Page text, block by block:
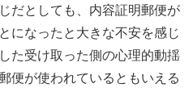
だとしても、内容証明郵便が
になったと大きな不安を感じ
た受け取った側の心理的動揺
便が使われているともいえる